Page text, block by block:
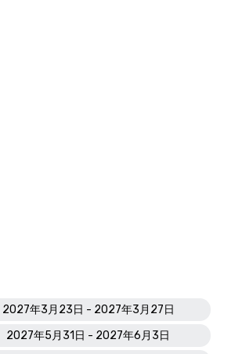
2027年3月23日 - 2027年3月27日
2027年5月31日 - 2027年6月3日